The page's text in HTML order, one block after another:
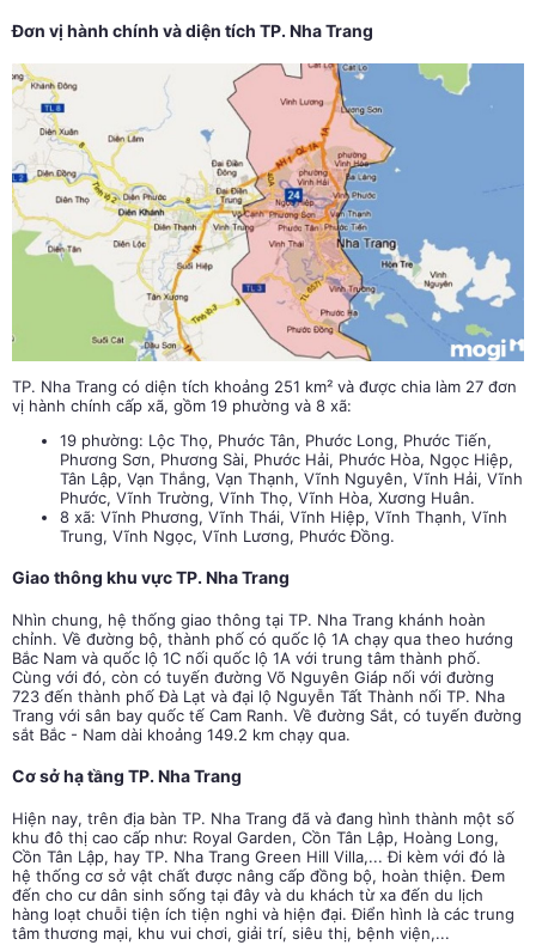
Đơn vị hành chính và diện tích TP. Nha Trang
TP. Nha Trang có diện tích khoảng 251 km² và được chia làm 27 đơn
vị hành chính cấp xã, gồm 19 phường và 8 xã:
19 phường: Lộc Thọ, Phước Tân, Phước Long, Phước Tiến,
Phương Sơn, Phương Sài, Phước Hải, Phước Hòa, Ngọc Hiệp,
Tân Lập, Vạn Thắng, Vạn Thạnh, Vĩnh Nguyên, Vĩnh Hải, Vĩnh
Phước, Vĩnh Trường, Vĩnh Thọ, Vĩnh Hòa, Xương Huân.
8 xã: Vĩnh Phương, Vĩnh Thái, Vĩnh Hiệp, Vĩnh Thạnh, Vĩnh
Trung, Vĩnh Ngọc, Vĩnh Lương, Phước Đồng.
Giao thông khu vực TP. Nha Trang
Nhìn chung, hệ thống giao thông tại TP. Nha Trang khánh hoàn
chỉnh. Về đường bộ, thành phố có quốc lộ 1A chạy qua theo hướng
Bắc Nam và quốc lộ 1C nối quốc lộ 1A với trung tâm thành phố.
Cùng với đó, còn có tuyến đường Võ Nguyên Giáp nối với đường
723 đến thành phố Đà Lạt và đại lộ Nguyễn Tất Thành nối TP. Nha
Trang với sân bay quốc tế Cam Ranh. Về đường Sắt, có tuyến đường
sắt Bắc - Nam dài khoảng 149.2 km chạy qua.
Cơ sở hạ tầng TP. Nha Trang
Hiện nay, trên địa bàn TP. Nha Trang đã và đang hình thành một số
khu đô thị cao cấp như: Royal Garden, Cồn Tân Lập, Hoàng Long,
Cồn Tân Lập, hay TP. Nha Trang Green Hill Villa,... Đi kèm với đó là
hệ thống cơ sở vật chất được nâng cấp đồng bộ, hoàn thiện. Đem
đến cho cư dân sinh sống tại đây và du khách từ xa đến du lịch
hàng loạt chuỗi tiện ích tiện nghi và hiện đại. Điển hình là các trung
tâm thương mại, khu vui chơi, giải trí, siêu thị, bệnh viện,...